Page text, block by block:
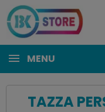
MENU
TAZZA